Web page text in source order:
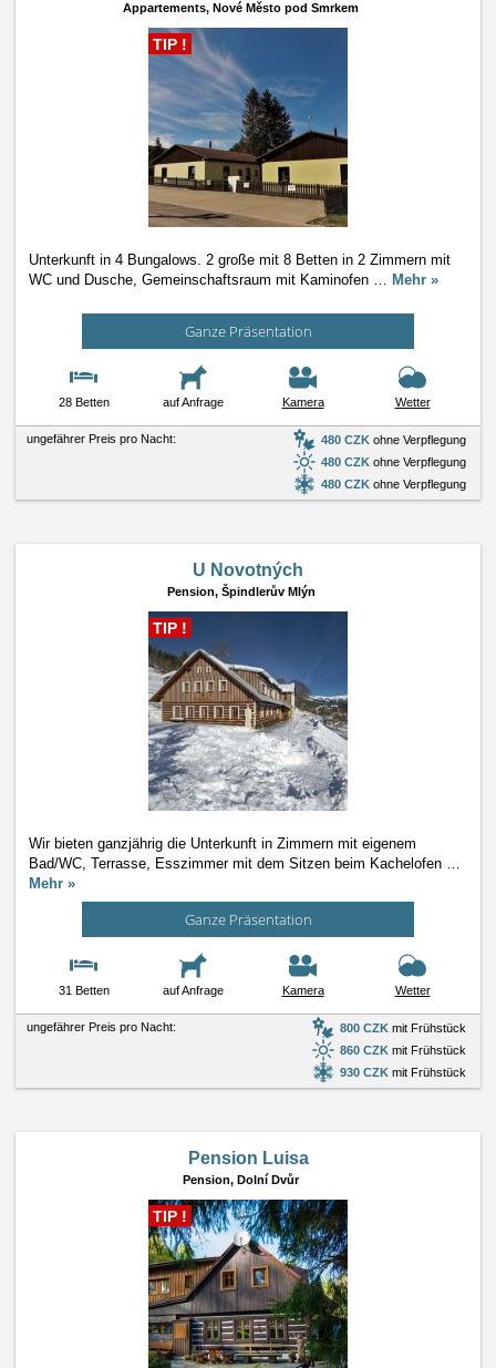
Appartements, Nové Město pod Smrkem
TIP !
Unterkunft in 4 Bungalows. 2 große mit 8 Betten in 2 Zimmern mit
WC und Dusche, Gemeinschaftsraum mit Kaminofen … Mehr »
Ganze Präsentation
28 Betten auf Anfrage Kamera Wetter
ungefährer Preis pro Nacht: 480 CZK ohne Verpflegung
480 CZK ohne Verpflegung
480 CZK ohne Verpflegung
U Novotných
Pension, Špindlerův Mlýn
TIP !
Wir bieten ganzjährig die Unterkunft in Zimmern mit eigenem
Bad/WC, Terrasse, Esszimmer mit dem Sitzen beim Kachelofen …
Mehr »
Ganze Präsentation
31 Betten auf Anfrage Kamera Wetter
ungefährer Preis pro Nacht: 800 CZK mit Frühstück
860 CZK mit Frühstück
930 CZK mit Frühstück
Pension Luisa
Pension, Dolní Dvůr
TIP !